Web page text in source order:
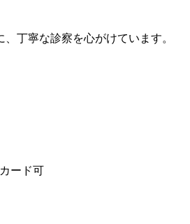
丁寧な診察を心がけています。
ード可